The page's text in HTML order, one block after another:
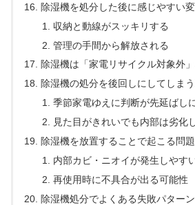
除湿機を処分した後に感じやすい
収納と動線がスッキリする
管理の手間から解放される
除湿機は「家電リサイクル対象外
除湿機の処分を後回しにしてしまう
季節家電ゆえに判断が先延ばし
見た目がきれいでも内部は劣化
除湿機を放置することで起こる問題
内部カビ・ニオイが発生しやす
再使用時に不具合が出る可能性
除湿機処分でよくある失敗パターン